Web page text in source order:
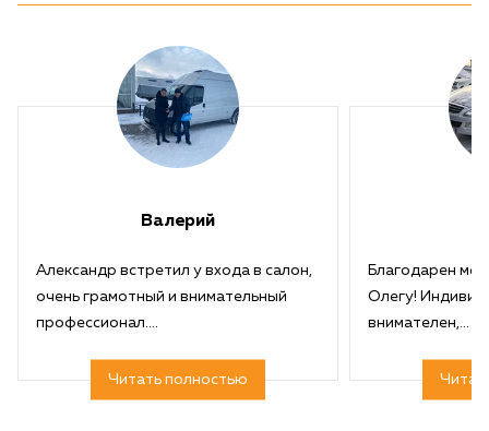
Валерий
Александр встретил у входа в салон,
очень грамотный и внимательный
профессионал....
Читать полностью
Благодарен
Олегу!
внимателен,...